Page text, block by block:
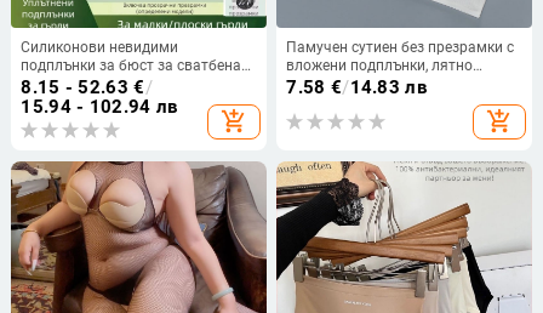
Силиконови невидими
подплънки за бюст за сватбена
рокля, повдигане и стягане на
малък бюст, естествен вид за
фотосесия през есен-зима
8.15 - 52.63 €/
15.94 - 102.94 лв
add_shopping_cart
Памучен сутиен без презрамки с
вложени подплънки, лятно
дишащо бельо за тийнейджърки
7.58 €/14.83 лв
add_shopping_cart